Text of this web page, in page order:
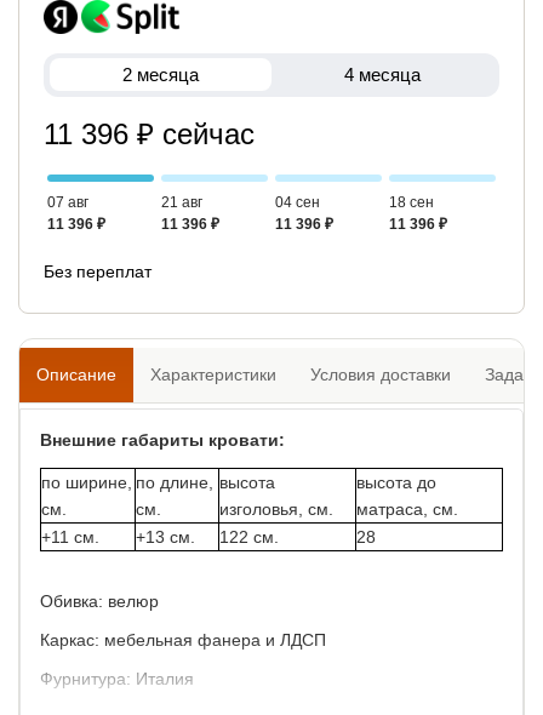
2 месяца 4 месяца
11 396 ₽ сейчас
07 авг
11 396 ₽
21 авг
11 396 ₽
04 сен
11 396 ₽
18 сен
11 396 ₽
Без переплат
Описание Характеристики Условия доставки
Внешние габариты кровати:
по ширине,
см.
по длине,
см.
высота
изголовья, см.
высота до
матраса, см.
+11 см.
+13 см. 122 см. 28
Обивка: велюр
Каркас: мебельная фанера и ЛДСП
Фурнитура: Италия